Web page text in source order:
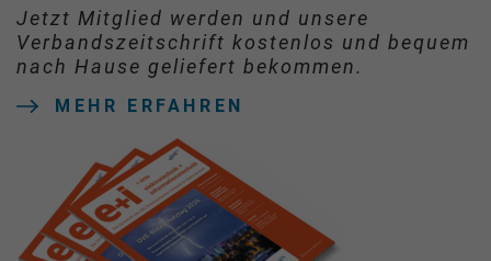
Jetzt Mitglied werden und unsere
Verbandszeitschrift kostenlos und bequem
nach Hause geliefert bekommen.
MEHR ERFAHREN